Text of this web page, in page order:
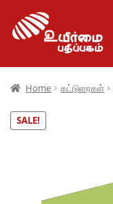
Home கட்டுரைகள்
SALE!